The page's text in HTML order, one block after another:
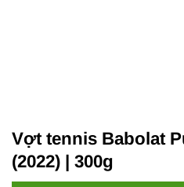
Vợt tennis Babolat
(2022) | 300g